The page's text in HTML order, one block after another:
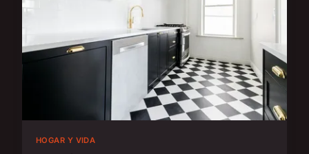
HOGAR Y VIDA